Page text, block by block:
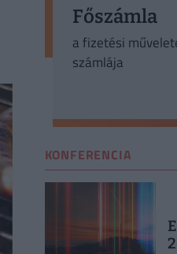
Főszámla
a fizetési
számlája
KONFERENCIA